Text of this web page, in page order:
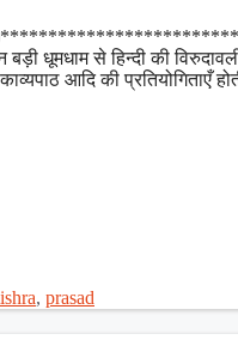
धूमधाम से हिन्दी की
आदि की प्रतियोगिताएँ
, prasad